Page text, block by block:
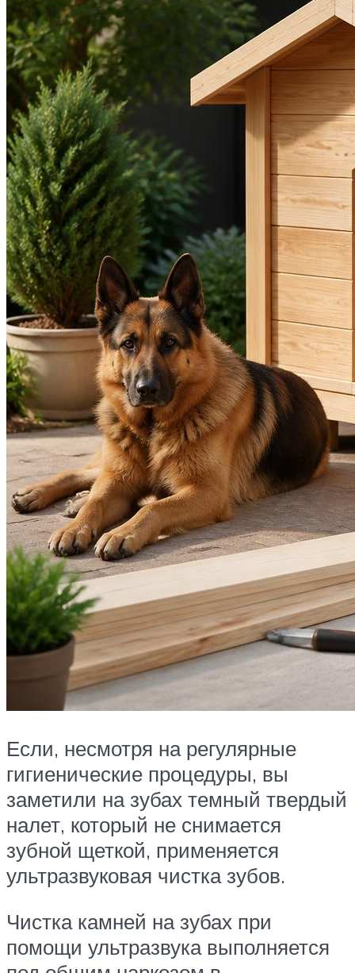
Если, несмотря на регулярные
гигиенические процедуры, вы
заметили на зубах темный твердый
налет, который не снимается
зубной щеткой, применяется
ультразвуковая чистка зубов.
Чистка камней на зубах при
помощи ультразвука выполняется